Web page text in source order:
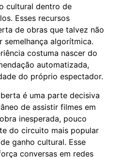
cultural dentro de
Esses recursos
de obras que talvez não
semelhança algorítmica.
costuma nascer do
automatizada,
do próprio espectador.
é uma parte decisiva
de assistir filmes em
inesperada, pouco
do circuito mais popular
ganho cultural. Esse
conversas em redes